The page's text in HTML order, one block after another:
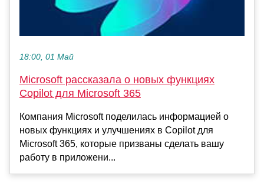
18:00, 01 Май
Microsoft рассказала о новых функциях
Copilot для Microsoft 365
Компания Microsoft поделилась информацией о
новых функциях и улучшениях в Copilot для
Microsoft 365, которые призваны сделать вашу
работу в приложени...